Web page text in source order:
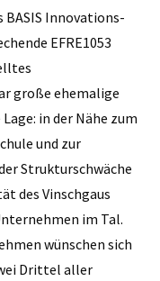
Innovations-
EFRE1053
große ehemalige
in der Nähe zum
und zur
Strukturschwäche
des Vinschgaus
im Tal.
wünschen sich
Drittel aller